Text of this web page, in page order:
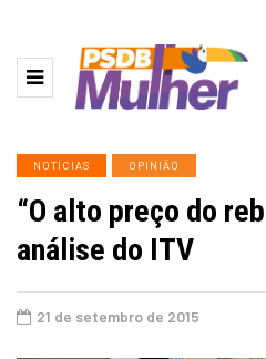
NOTÍCIAS OPINIÃO
“O alto preço do
análise do ITV
21 de setembro de 2015